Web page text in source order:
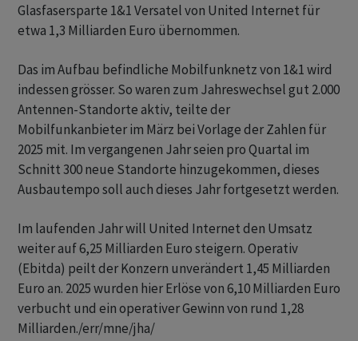
Glasfasersparte 1&1 Versatel von United Internet für
etwa 1,3 Milliarden Euro übernommen.
Das im Aufbau befindliche Mobilfunknetz von 1&1 wird
indessen grösser. So waren zum Jahreswechsel gut 2.000
Antennen-Standorte aktiv, teilte der
Mobilfunkanbieter im März bei Vorlage der Zahlen für
2025 mit. Im vergangenen Jahr seien pro Quartal im
Schnitt 300 neue Standorte hinzugekommen, dieses
Ausbautempo soll auch dieses Jahr fortgesetzt werden.
Im laufenden Jahr will United Internet den Umsatz
weiter auf 6,25 Milliarden Euro steigern. Operativ
(Ebitda) peilt der Konzern unverändert 1,45 Milliarden
Euro an. 2025 wurden hier Erlöse von 6,10 Milliarden Euro
verbucht und ein operativer Gewinn von rund 1,28
Milliarden./err/mne/jha/